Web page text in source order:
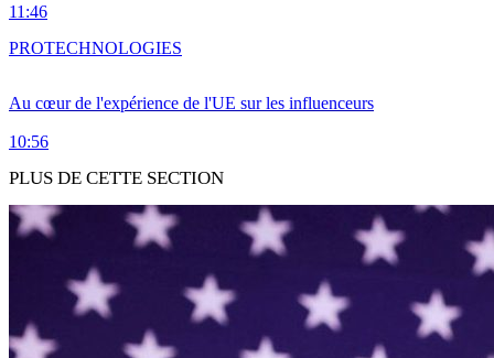
11:46
Au cœur de l'expérience de l'UE sur les influenceurs
10:56
PROTECHNOLOGIES
PLUS DE CETTE SECTION